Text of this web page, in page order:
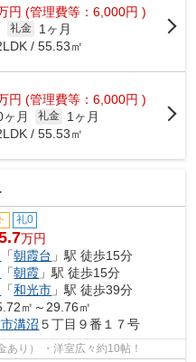
円 (管理費等：6,000円 )
礼金
1ヶ月
/ 55.53㎡
円 (管理費等：6,000円 )
ヶ月 礼金
1ヶ月
/ 55.53㎡
礼0
万円
「朝霞台 」駅 徒歩15分
「朝霞 」駅 徒歩15分
「和光市 」駅 徒歩39分
㎡～29.76㎡
溝沼 ５丁目９番１７号
あり） ・洋室広々約10帖！